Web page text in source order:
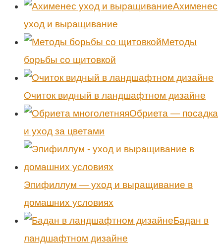
Ахименес
уход и выращивание
Методы
борьбы со щитовкой
Очиток видный в ландшафтном дизайне
Обриета — посадка
и уход за цветами
Эпифиллум — уход и выращивание в
домашних условиях
Бадан в
ландшафтном дизайне